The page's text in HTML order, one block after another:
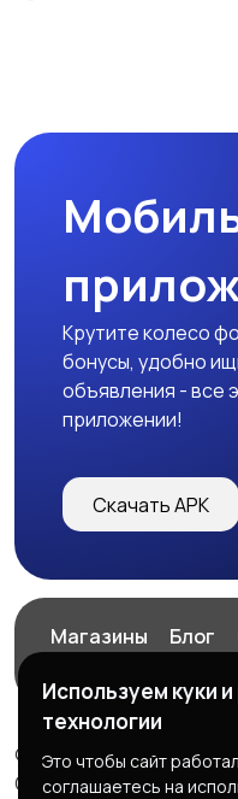
Крутите колесо
бонусы, удобно
объявления - все
приложении!
Скачать APK
Магазины Блог
© 2026 ExZz.ru -
ООО "ЭКЗЗ", ОГРН:
Используем куки
технологии
Это чтобы сайт
соглашаетесь на